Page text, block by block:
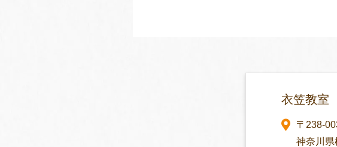
衣笠教室
〒238-
神奈川県